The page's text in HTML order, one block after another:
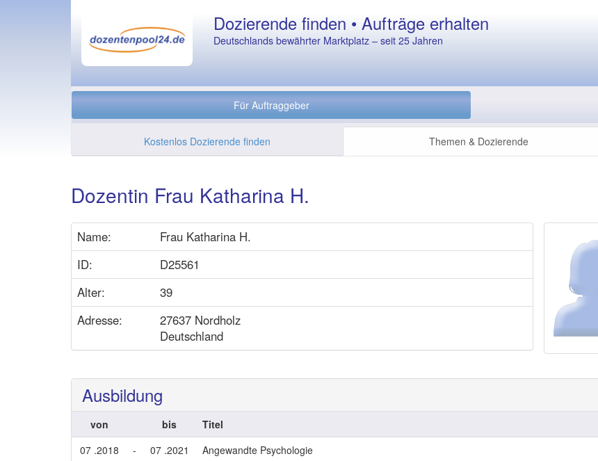
Dozierende finden • Aufträge erhalten
Deutschlands bewährter Marktplatz – seit 25 Jahren
Für Auftraggeber
Kostenlos Dozierende finden Themen & Dozierende
Dozentin Frau Katharina H.
Name:
Frau Katharina H.
ID:
D25561
Alter:
39
Adresse:
27637 Nordholz
Deutschland
Ausbildung
von bis Titel
07 .2018
- 07 .2021 Angewandte Psychologie